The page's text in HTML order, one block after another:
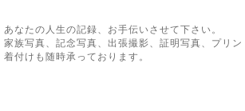
あなたの人生の記録、お手伝いさせて下さい。
家族写真、記念写真、出張撮影、証明写真、プリ
着付けも随時承っております。